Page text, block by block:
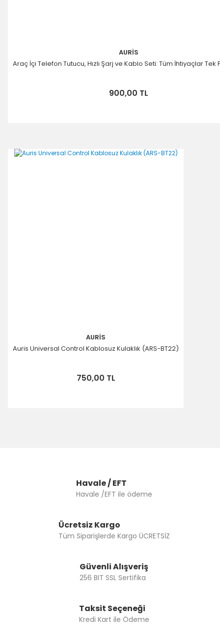
AURİS
Araç İçi Telefon Tutucu, Hızlı Şarj ve Kablo Seti: Tüm İhtiyaçlar Tek
900,00 TL
AURİS
Auris Universal Control Kablosuz Kulaklık (ARS-BT22)
750,00 TL
Havale / EFT
Havale /EFT ile ödeme
Ücretsiz Kargo
Tüm Siparişlerde Kargo ÜCRETSİZ
Güvenli Alışveriş
256 BIT SSL Sertifika
Taksit Seçeneği
Kredi Kart ile Ödeme